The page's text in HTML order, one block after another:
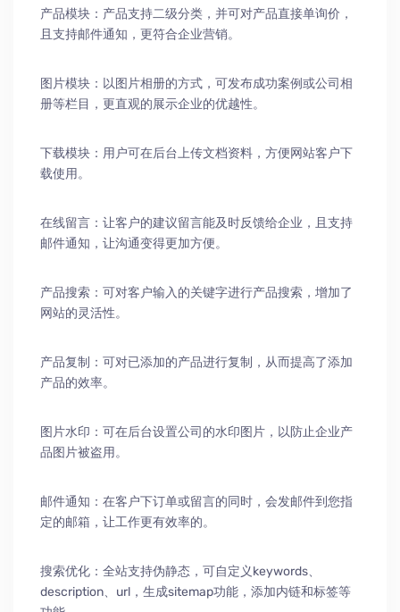
产品模块：产品支持二级分类，并可对产品直接单询价，
且支持邮件通知，更符合企业营销。
图片模块：以图片相册的方式，可发布成功案例或公司相
册等栏目，更直观的展示企业的优越性。
下载模块：用户可在后台上传文档资料，方便网站客户下
载使用。
在线留言：让客户的建议留言能及时反馈给企业，且支持
邮件通知，让沟通变得更加方便。
产品搜索：可对客户输入的关键字进行产品搜索，增加了
网站的灵活性。
产品复制：可对已添加的产品进行复制，从而提高了添加
产品的效率。
图片水印：可在后台设置公司的水印图片，以防止企业产
品图片被盗用。
邮件通知：在客户下订单或留言的同时，会发邮件到您指
定的邮箱，让工作更有效率的。
搜索优化：全站支持伪静态，可自定义keywords、
description、url，生成sitemap功能，添加内链和标签等